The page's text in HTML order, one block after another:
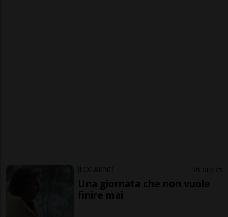
LOCARNO 6 ore 5
Una giornata che non vuole
finire mai